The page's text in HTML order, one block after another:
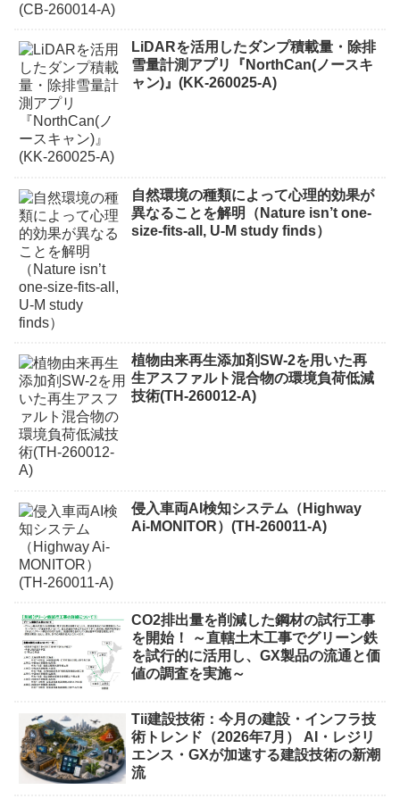
LiDARを活用したダンプ積載量・除排
雪量計測アプリ『NorthCan(ノースキ
ャン)』(KK-260025-A)
自然環境の種類によって心理的効果が
異なることを解明（Nature isn’t one-
size-fits-all, U-M study finds）
植物由来再生添加剤SW-2を用いた再
生アスファルト混合物の環境負荷低減
技術(TH-260012-A)
侵入車両AI検知システム（Highway
Ai-MONITOR）(TH-260011-A)
CO2排出量を削減した鋼材の試行工事
を開始！ ～直轄土木工事でグリーン鉄
を試行的に活用し、GX製品の流通と価
値の調査を実施～
Tii建設技術：今月の建設・インフラ技
術トレンド（2026年7月） AI・レジリ
エンス・GXが加速する建設技術の新潮
流